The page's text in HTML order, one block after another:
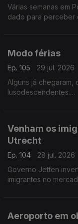
Várias semanas em
dado para perceber
Modo férias
Ep. 105
29 jul. 2026
Alguns já chegaram,
lusodescendentes.
Venham os
Utrecht
Ep. 104
28 jul. 2026
Governo Jetten
imigrantes no
Aeroporto em